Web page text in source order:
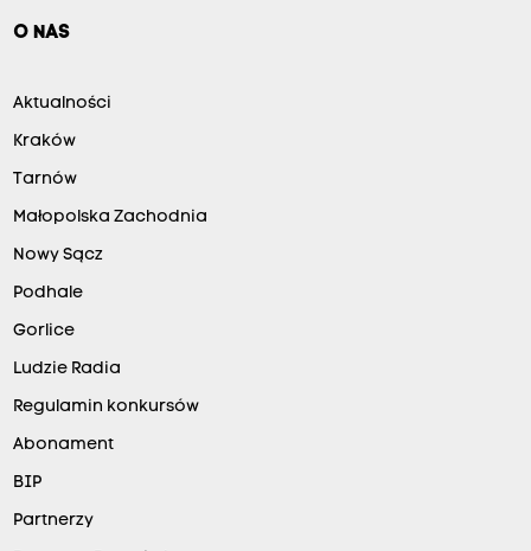
O NAS
Aktualności
Kraków
Tarnów
Małopolska Zachodnia
Nowy Sącz
Podhale
Gorlice
Ludzie Radia
Regulamin konkursów
Abonament
BIP
Partnerzy